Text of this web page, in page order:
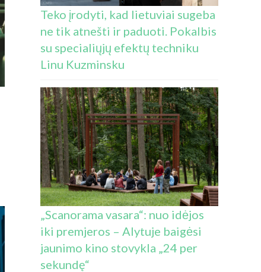
Teko įrodyti, kad lietuviai sugeba
ne tik atnešti ir paduoti. Pokalbis
su specialiųjų efektų techniku
Linu Kuzminsku
„Scanorama vasara“: nuo idėjos
iki premjeros – Alytuje baigėsi
jaunimo kino stovykla „24 per
sekundę“